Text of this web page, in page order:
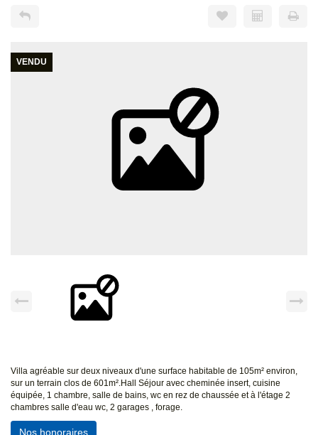
VENDU
Villa agréable sur deux niveaux d'une surface habitable de 105m² environ,
sur un terrain clos de 601m².Hall Séjour avec cheminée insert, cuisine
équipée, 1 chambre, salle de bains, wc en rez de chaussée et à l'étage 2
chambres salle d'eau wc, 2 garages , forage.
Nos honoraires